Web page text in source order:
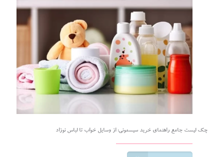
چک لیست جامع راهنمای خرید سیسمونی؛ از وسایل خواب تا لباس نوزاد